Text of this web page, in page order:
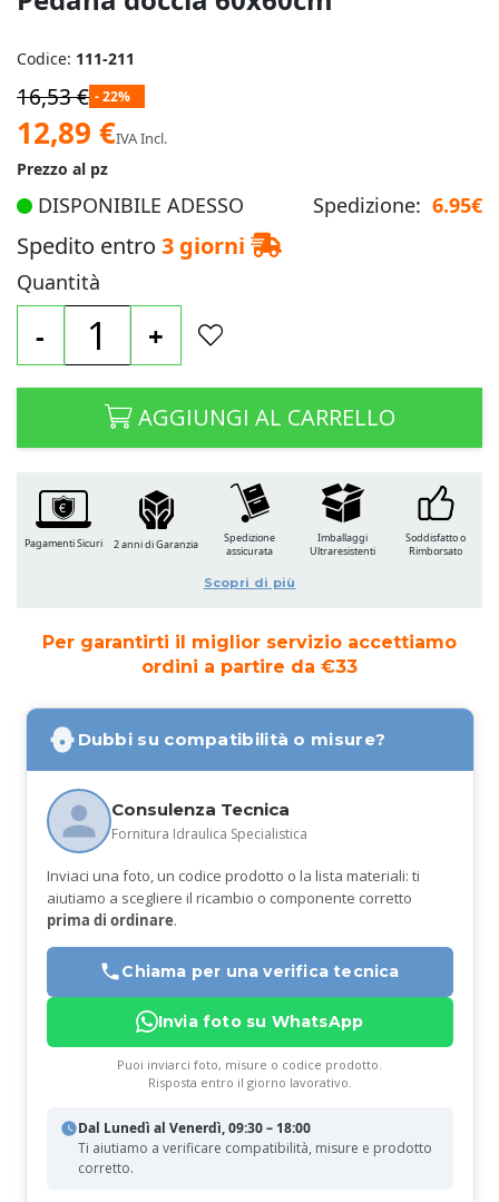
Codice: 111-211
16,53 € - 22%
Prezzo
speciale
12,89 €IVA Incl.
Prezzo al pz
DISPONIBILE ADESSO Spedizione: 6.95€
Spedito entro 3 giorni
Quantità
- +
AGGIUNGI AL CARRELLO
Per garantirti il miglior servizio accettiamo
ordini a partire da €33
Dubbi su compatibilità o misure?
Consulenza Tecnica
Fornitura Idraulica Specialistica
Inviaci una foto, un codice prodotto o la lista materiali: ti
aiutiamo a scegliere il ricambio o componente corretto
prima di ordinare.
Chiama per una verifica tecnica
Invia foto su WhatsApp
Puoi inviarci foto, misure o codice prodotto.
Risposta entro il giorno lavorativo.
Dal Lunedì al Venerdì, 09:30 – 18:00
Ti aiutiamo a verificare compatibilità, misure e prodotto
corretto.
Pagamenti Sicuri 2 anni di Garanzia
Spedizione
assicurata
Imballaggi
Ultraresistenti
Soddisfatto o
Rimborsato
Scopri di più